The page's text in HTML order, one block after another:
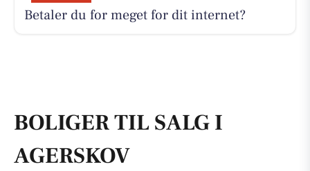
Betaler du for meget for dit internet?
BOLIGER TIL SALG I
AGERSKOV